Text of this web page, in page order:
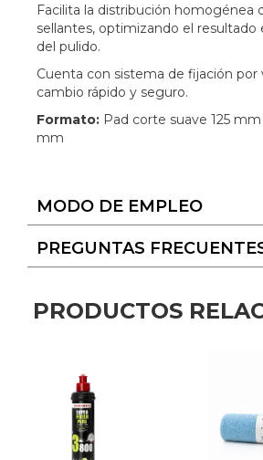
Facilita la distribución homogénea
sellantes, optimizando el resultado
del pulido.
Cuenta con sistema de fijación por
cambio rápido y seguro.
Formato: Pad corte suave 125
mm
MODO DE EMPLEO
PREGUNTAS
PRODUCTOS